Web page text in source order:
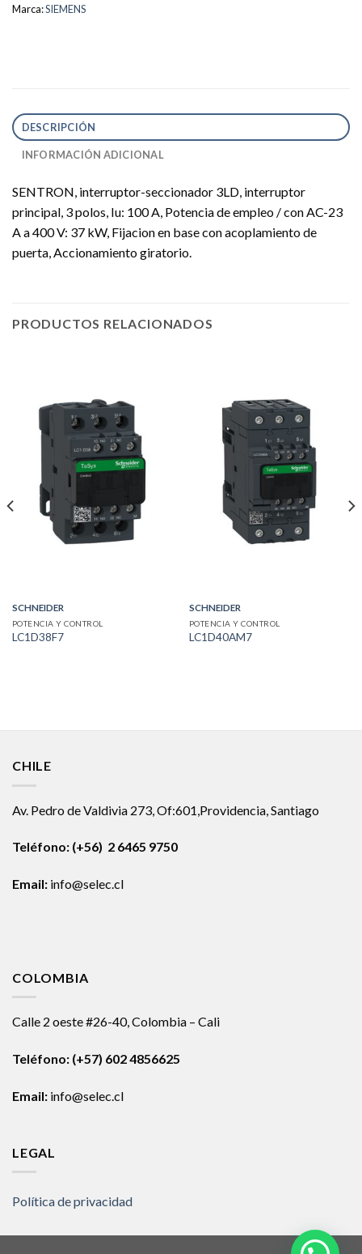
Marca:SIEMENS
DESCRIPCIÓN
INFORMACIÓN ADICIONAL
SENTRON, interruptor-seccionador 3LD, interruptor
principal, 3 polos, Iu: 100 A, Potencia de empleo / con AC-23
A a 400 V: 37 kW, Fijacion en base con acoplamiento de
puerta, Accionamiento giratorio.
PRODUCTOS RELACIONADOS
SCHNEIDER
POTENCIA Y CONTROL
LC1D38F7
SCHNEIDER
POTENCIA Y CONTROL
LC1D40AM7
CHILE
Av. Pedro de Valdivia 273, Of:601,Providencia, Santiago
Teléfono: (+56) 2 6465 9750
Email: info@selec.cl
COLOMBIA
Calle 2 oeste #26-40, Colombia – Cali
Teléfono: (+57) 602 4856625
Email: info@selec.cl
LEGAL
Política de privacidad